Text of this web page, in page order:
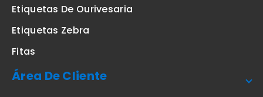
Etiquetas De Ourivesaria
Etiquetas Zebra
Fitas
Área De Cliente